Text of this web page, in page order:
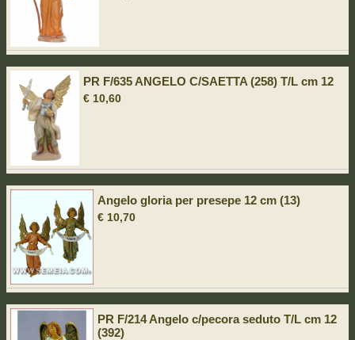
PR F/635 ANGELO C/SAETTA (258) T/L cm 12
€ 10,60
Angelo gloria per presepe 12 cm (13)
€ 10,70
PR F/214 Angelo c/pecora seduto T/L cm 12
(392)